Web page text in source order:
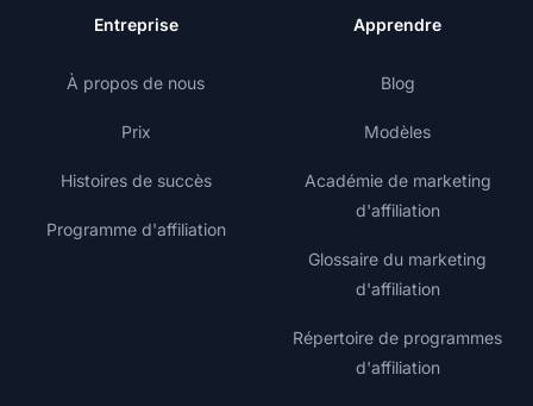
Entreprise
À propos de nous
Prix
Histoires de succès
Programme d'affiliation
Apprendre
Blog
Modèles
Académie de marketing
d'affiliation
Glossaire du marketing
d'affiliation
Répertoire de programmes
d'affiliation